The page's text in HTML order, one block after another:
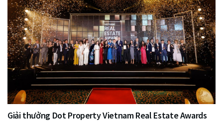
Giải thưởng Dot Property Vietnam Real Estate Awards